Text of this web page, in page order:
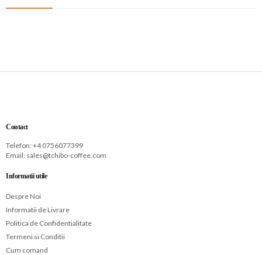
Contact
Telefon: +4 0756077399
Email: sales@tchibo-coffee.com
Informatii utile
Despre Noi
Informatii de Livrare
Politica de Confidentialitate
Termeni si Conditii
Cum comand